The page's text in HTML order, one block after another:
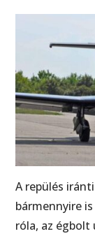
A repülés
bármennyire
róla, az égbolt